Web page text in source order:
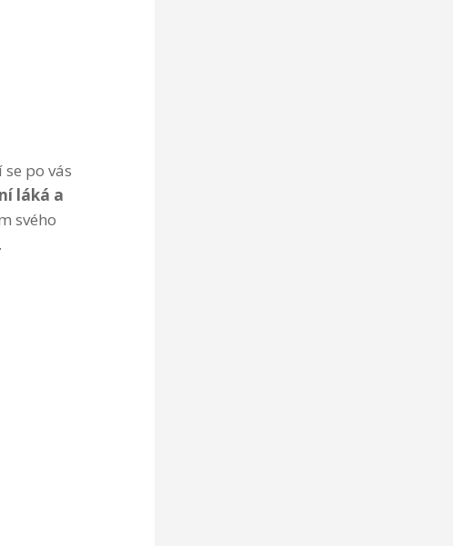
po vás
láká a
svého